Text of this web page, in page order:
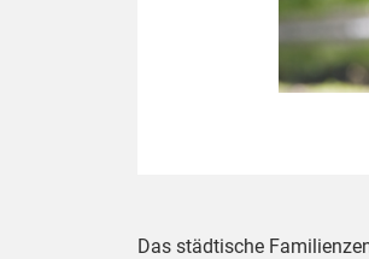
Das städtische